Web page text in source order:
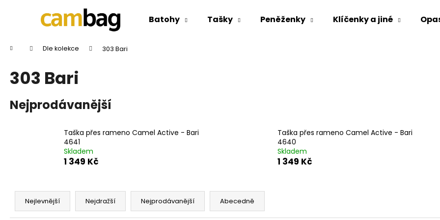
Batohy Tašky Peněženky Klíčenky a jiné
Domů Dle kolekce 303 Bari
303 Bari
Nejprodávanější
Taška přes rameno Camel Active - Bari
4641
Skladem
1 349 Kč
Taška přes rameno Camel Active - Bari
4640
Skladem
1 349 Kč
Ř
z
Nejlevnější Nejdražší Nejprodávanější Abecedně
Zpět
obchodu
Zpět
obchodu
Doporučujeme